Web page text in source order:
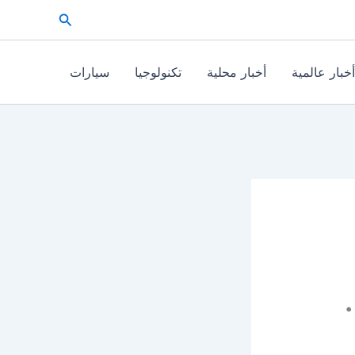
البحث
أخبار عالمية أخبار محلية تكنولوجيا سيارات